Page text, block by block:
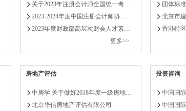
关于2023年注册会计师全国统一考…
2023-2024年度中国注册会计师协…
2023年度财政部高层次财会人才素…
更多>>
团体标
北京市
香港特
房地产评估
中房学 关于做好2018年度一级房地…
北京华信房地产评估有限公司
投资咨询
中国国
中国国